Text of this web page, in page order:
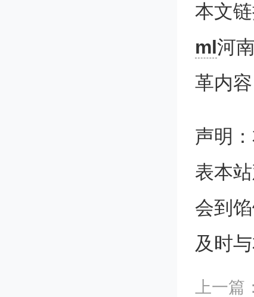
（3
绩：
0.00
艺术
在文
从高
本文链
ml河
革内容
声明
表本
会到
及时
上一篇：